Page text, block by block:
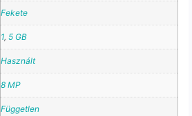
Fekete
1, 5 GB
Használt
8 MP
Független